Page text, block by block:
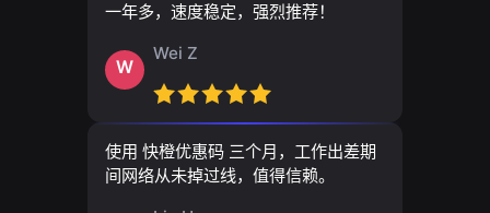
一年多，速度稳定，强烈推荐！
W
Wei Z
使用 快橙优惠码 三个月，工作出差期
间网络从未掉过线，值得信赖。